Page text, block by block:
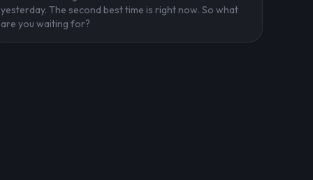
yesterday. The second best time is right now. So what
are you waiting for?